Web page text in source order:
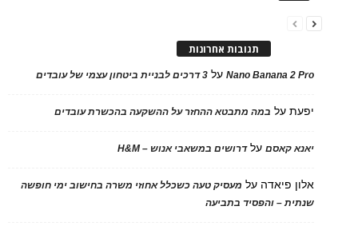
תגובות אחרונות
Nano Banana 2 Proעל 3 דרכים לבניית ביטחון עצמי של עובדים
יפעתעל במה מתבטא ההחזר על ההשקעה בהכשרת עובדים
יאנא קאסםעלדרושים במשאבי אנוש – H&M
אלון פיאדה על מעסיק טעה כשכלל אחוזי משרה בחישוב ימי חופשה
שנתית – והפסיד בתביעה